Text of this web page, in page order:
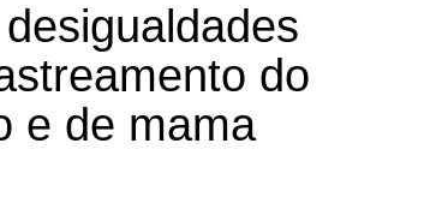
do
e de mama